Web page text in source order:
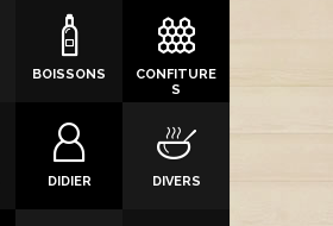
BOISSONS
CONFITURE
S
DIDIER DIVERS